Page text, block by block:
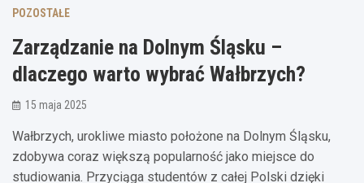
POZOSTAŁE
Zarządzanie na Dolnym Śląsku –
dlaczego warto wybrać Wałbrzych?
15 maja 2025
Wałbrzych, urokliwe miasto położone na Dolnym Śląsku,
zdobywa coraz większą popularność jako miejsce do
studiowania. Przyciąga studentów z całej Polski dzięki